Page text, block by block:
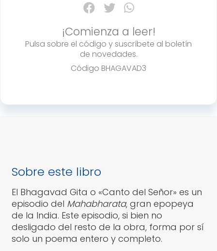
¡Comienza a leer!
Pulsa sobre el código y suscríbete al boletín
de novedades.
Código BHAGAVAD3
Sobre este libro
El Bhagavad Gita o «Canto del Señor» es un
episodio del Mahabharata, gran epopeya
de la India. Este episodio, si bien no
desligado del resto de la obra, forma por sí
solo un poema entero y completo.